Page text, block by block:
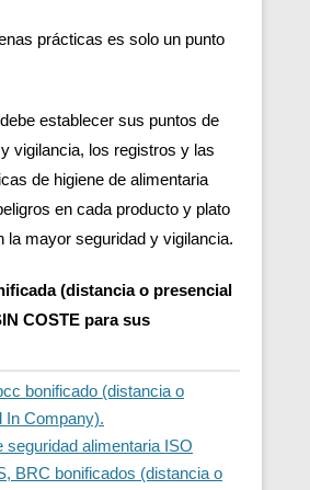
prácticas es solo un punto
establecer sus puntos de
vigilancia, los registros y las
de higiene de alimentaria
en cada producto y plato
la mayor seguridad y vigilancia.
(distancia o presencial
COSTE para sus
bonificado (distancia o
In Company).
seguridad alimentaria ISO
BRC bonificados (distancia o